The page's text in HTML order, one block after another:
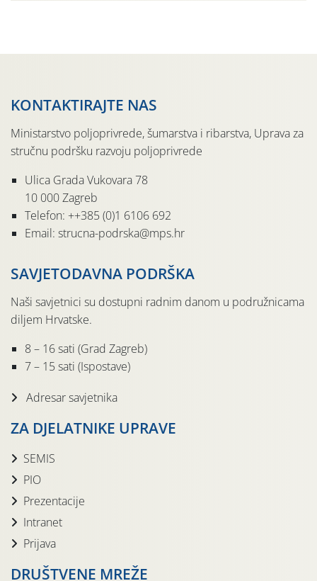
KONTAKTIRAJTE NAS
Ministarstvo poljoprivrede, šumarstva i ribarstva, Uprava za
stručnu podršku razvoju poljoprivrede
Ulica Grada Vukovara 78
10 000 Zagreb
Telefon: ++385 (0)1 6106 692
Email: strucna-podrska@mps.hr
SAVJETODAVNA PODRŠKA
Naši savjetnici su dostupni radnim danom u podružnicama
diljem Hrvatske.
8 – 16 sati (Grad Zagreb)
7 – 15 sati (Ispostave)
Adresar savjetnika
ZA DJELATNIKE UPRAVE
SEMIS
PIO
Prezentacije
Intranet
Prijava
DRUŠTVENE MREŽE